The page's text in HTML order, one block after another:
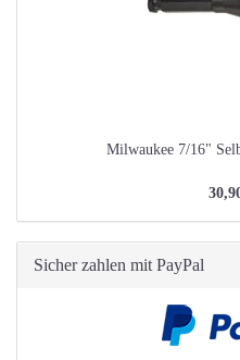
Milwaukee 7/16"
Sicher zahlen mit PayPal